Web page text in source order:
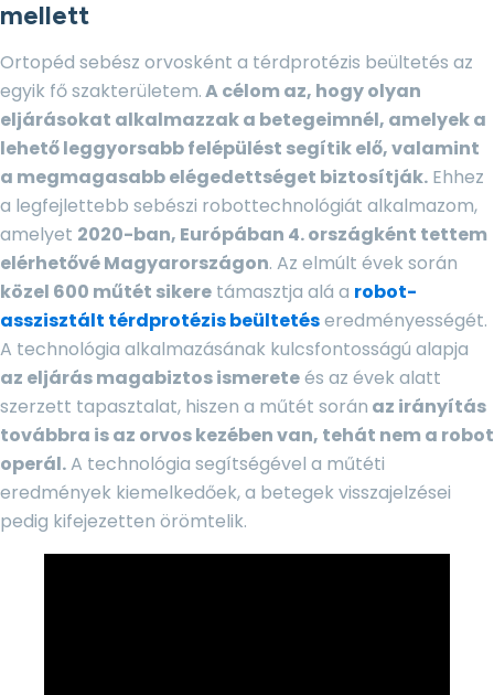
mellett
Ortopéd sebész orvosként a térdprotézis beültetés az
egyik fő szakterületem.A célom az, hogy olyan
eljárásokat alkalmazzak a betegeimnél, amelyek a
lehető leggyorsabb felépülést segítik elő, valamint
a megmagasabb elégedettséget biztosítják. Ehhez
a legfejlettebb sebészi robottechnológiát alkalmazom,
amelyet 2020-ban, Európában 4. országként tettem
elérhetővé Magyarországon. Az elmúlt évek során
közel 600 műtét sikere támasztja alá a robot-
asszisztált térdprotézis beültetéseredményességét.
A technológia alkalmazásának kulcsfontosságú alapja
az eljárás magabiztos ismereteés az évek alatt
szerzett tapasztalat, hiszen a műtét során az irányítás
továbbra is az orvos kezében van, tehát nem a robot
operál.A technológia segítségével a műtéti
eredmények kiemelkedőek, a betegek visszajelzései
pedig kifejezetten örömtelik.